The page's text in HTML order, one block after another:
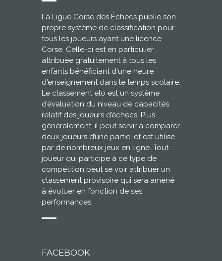
La Ligue Corse des Échecs publie son
propre système de classification pour
tous les joueurs ayant une licence
Corse. Celle-ci est en particulier
attribuée gratuitement à tous les
enfants bénéficiant d'une heure
d'enseignement dans le temps scolaire.
Le classement elo est un système
d’évaluation du niveau de capacités
relatif des joueurs d’échecs. Plus
généralement, il peut servir à comparer
deux joueurs d’une partie, et est utilisé
par de nombreux jeux en ligne. Tout
joueur qui participe à ce type de
compétition peut se voir attribuer un
classement provisoire qui sera amené
à évoluer en fonction de ses
performances.
FACEBOOK